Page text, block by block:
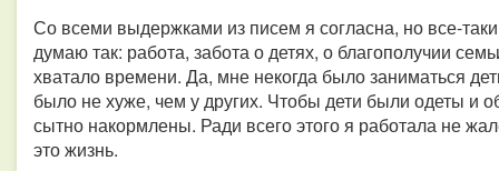
Со всеми выдержками из писем я согласна, но все-
думаю так: работа, забота о детях, о благополучии
хватало времени. Да, мне некогда было заниматься
было не хуже, чем у других. Чтобы дети были одеты и
сытно накормлены. Ради всего этого я работала не
это жизнь.